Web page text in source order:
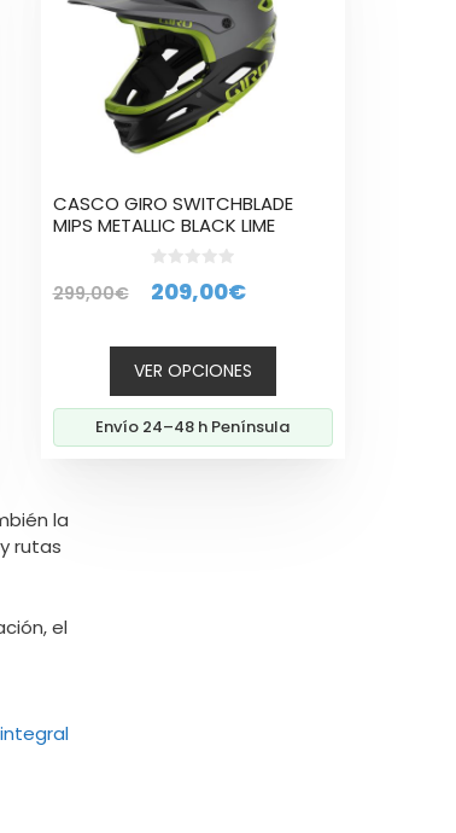
CASCO GIRO SWITCHBLADE
MIPS METALLIC BLACK LIME
d
299,00€
El
original
era:
299,00€.
209,00€El
actual
es:
209,00€.
VER OPCIONES
variantes.
opciones
pueden
la
página
Envío 24–48 h Península
la
rutas
el